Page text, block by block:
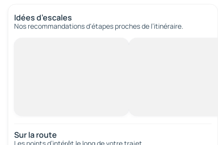
Idées d’escales
Nos recommandations d'étapes proches de l’itinéraire.
Sur la route